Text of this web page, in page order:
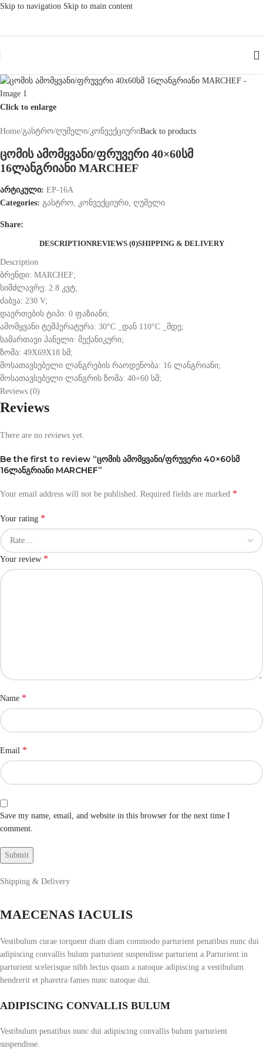
Skip to navigation Skip to main content
Click to enlarge
Home/გასტრო/ღუმელი/კონვექციურიBack to products
ცომის ამომყვანი/ფრუვერი 40×60სმ
16ლანგრიანი MARCHEF
არტიკული: EP-16A
Categories: გასტრო, კონვექციური, ღუმელი
Share:
DESCRIPTIONREVIEWS (0)SHIPPING & DELIVERY
Description
ბრენდი: MARCHEF;
სიმძლავრე: 2.8 კვტ;
ძაბვა: 230 V;
დაერთების ტიპი: 0 ფაზიანი;
ამომყვანი ტემპერატურა: 30°С _დან 110°С _მდე;
სამართავი პანელი: მექანიკური;
ზომა: 49X69X18 სმ;
მოსათავსებელი ლანგრების რაოდენობა: 16 ლანგრიანი;
მოსათავსებელი ლანგრის ზომა: 40×60 სმ;
Reviews (0)
Reviews
There are no reviews yet.
Be the first to review “ცომის ამომყვანი/ფრუვერი 40×60სმ
16ლანგრიანი MARCHEF”
Your email address will not be published. Required fields are marked *
Your rating *
Your review *
Name *
Email *
Save my name, email, and website in this browser for the next time I
comment.
Shipping & Delivery
MAECENAS IACULIS
Vestibulum curae torquent diam diam commodo parturient penatibus nunc dui
adipiscing convallis bulum parturient suspendisse parturient a.Parturient in
parturient scelerisque nibh lectus quam a natoque adipiscing a vestibulum
hendrerit et pharetra fames nunc natoque dui.
ADIPISCING CONVALLIS BULUM
Vestibulum penatibus nunc dui adipiscing convallis bulum parturient
suspendisse.